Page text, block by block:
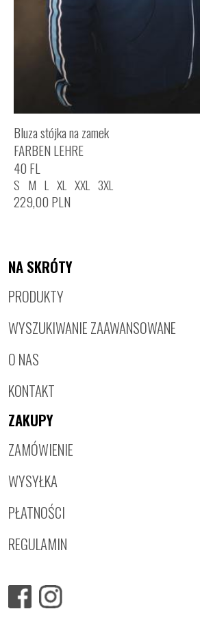
Bluza stójka na zamek
FARBEN LEHRE
40 FL
S M L XL XXL 3XL
229,00 PLN
NA SKRÓTY
PRODUKTY
WYSZUKIWANIE ZAAWANSOWANE
O NAS
KONTAKT
ZAKUPY
ZAMÓWIENIE
WYSYŁKA
PŁATNOŚCI
REGULAMIN